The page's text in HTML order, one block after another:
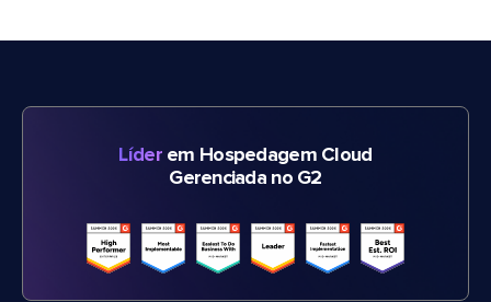
Líderem Hospedagem Cloud
Gerenciada no G2